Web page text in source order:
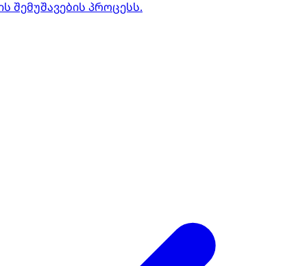
შემუშავების პროცესს.